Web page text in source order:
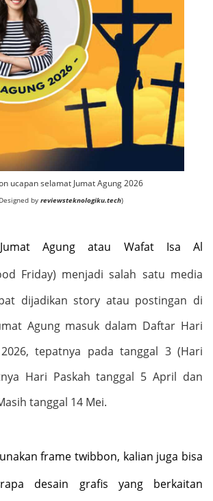
ucapan selamat Jumat Agung 2026
by reviewsteknologiku.tech)
Agung atau Wafat Isa Al
Friday) menjadi salah satu media
dijadikan story atau postingan di
Agung masuk dalam Daftar Hari
, tepatnya pada tanggal 3 (Hari
Hari Paskah tanggal 5 April dan
tanggal 14 Mei.
frame twibbon, kalian juga bisa
desain grafis yang berkaitan